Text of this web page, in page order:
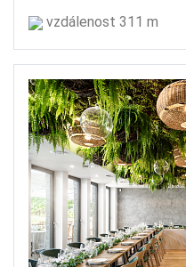
vzdálenost 311 m